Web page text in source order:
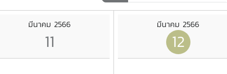
มีนาคม 2566
11
มีนาคม 2566
12